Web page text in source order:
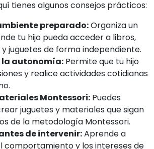
tienes algunos consejos prácticos:
preparado:Organiza un
tu hijo pueda acceder a libros,
juguetes de forma independiente.
la autonomía: Permite que tu hijo
y realice actividades cotidianas
Montessori: Puedes
juguetes y materiales que sigan
de la metodología Montessori.
de intervenir:Aprende a
comportamiento y los intereses de